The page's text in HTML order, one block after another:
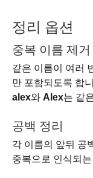
정리 옵션
중복 이름 제거
같은 이름이 여러
만 포함되도록 합
alex와 Alex는 같
공백 정리
각 이름의 앞뒤 공
중복으로 인식되